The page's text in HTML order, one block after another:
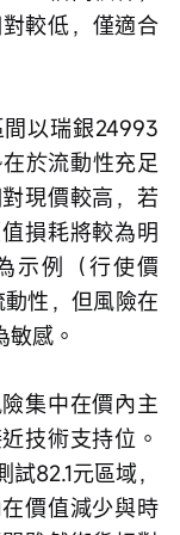
較低，僅適合
以瑞銀24993
於流動性充足
現價較高，若
損耗將較為明
示例（行使價
性，但風險在
感。
集中在價內主
技術支持位。
82.1元區域，
價值減少與時